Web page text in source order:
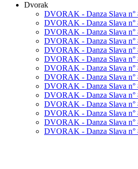
Dvorak
DVORAK - Danza Slava n°
DVORAK - Danza Slava n°
DVORAK - Danza Slava n°
DVORAK - Danza Slava n°
DVORAK - Danza Slava n°
DVORAK - Danza Slava n°
DVORAK - Danza Slava n°
DVORAK - Danza Slava n°
DVORAK - Danza Slava n°
DVORAK - Danza Slava n°
DVORAK - Danza Slava n°
DVORAK - Danza Slava
DVORAK - Danza Slava
DVORAK - Danza Slava